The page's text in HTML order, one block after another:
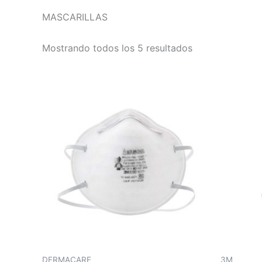
MASCARILLAS
Mostrando todos los 5 resultados
DERMACARE 3M